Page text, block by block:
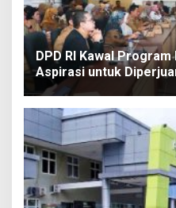
DPD RI Kawal
Aspirasi untuk